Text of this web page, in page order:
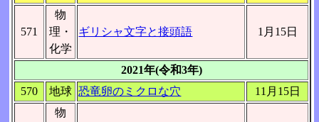
571
物
理・
化学
ギリシャ文字と接頭語 1月15日
2021年(令和3年)
570
地球 恐竜卵のミクロな穴 11月15日
物